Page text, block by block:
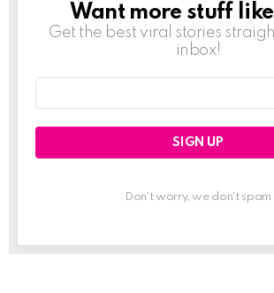
NEWSLETTER
Want more stuff
Get the best viral stories
inbox!
Don't worry, we don't spam